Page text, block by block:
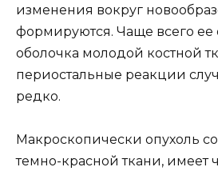
изменения вокруг
формируются. Чаще всего ее
оболочка молодой костной
периостальные реакции
редко.
Макроскопически опухоль
темно-красной ткани, имеет